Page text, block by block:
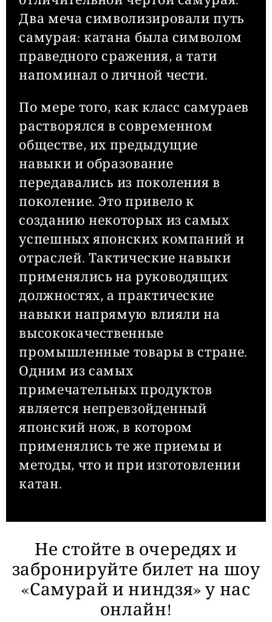
Два меча символизировали путь
самурая: катана была символом
праведного сражения, а тати
напоминал о личной чести.
По мере того, как класс самураев
растворялся в современном
обществе, их предыдущие
навыки и образование
передавались из поколения в
поколение. Это привело к
созданию некоторых из самых
успешных японских компаний и
отраслей. Тактические навыки
применялись на руководящих
должностях, а практические
навыки напрямую влияли на
высококачественные
промышленные товары в стране.
Одним из самых
примечательных продуктов
является непревзойденный
японский нож, в котором
применялись те же приемы и
методы, что и при изготовлении
катан.
Не стойте в очередях и
забронируйте билет на шоу
«Самурай и ниндзя» у нас
онлайн!